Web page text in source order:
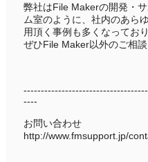
弊社はFile Makerの開発・
ム室のように、社内のあら
用頂く事例も多くなっており
ぜひFile Maker以外のご相
----
お問い合わせ
http://www.fmsupport.jp/